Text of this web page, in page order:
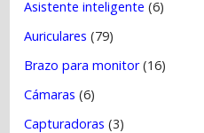
Asistente inteligente (6)
Auriculares (79)
Brazo para monitor(16)
Cámaras (6)
Capturadoras (3)